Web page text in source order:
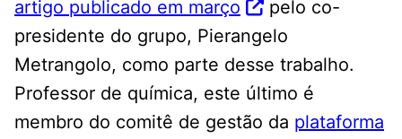
artigo publicado em março
pelo co-
presidente do grupo, Pierangelo
Metrangolo, como parte desse trabalho.
Professor de química, este último é
membro do comitê de gestão da plataforma